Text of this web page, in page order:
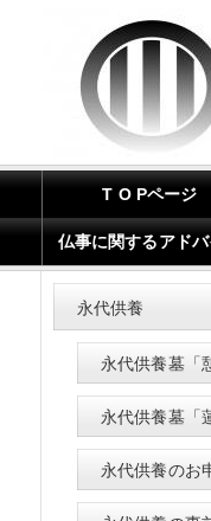
T O Pページ
仏事に関するアドバ
永代供養
永代供養墓「
永代供養墓「
永代供養のお